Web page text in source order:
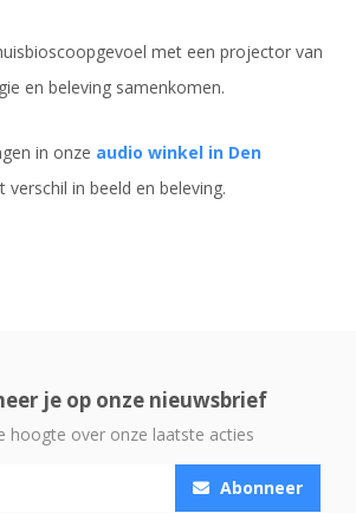
met een projector van
en beleving samenkomen.
in onze audio winkel in Den
verschil in beeld en beleving.
je op onze nieuwsbrief
hoogte over onze laatste acties
Abonneer